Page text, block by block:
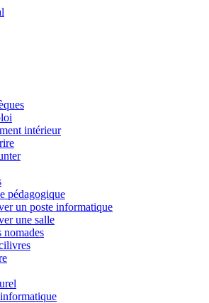
intérieur
pédagogique
un poste informatique
une salle
nomades